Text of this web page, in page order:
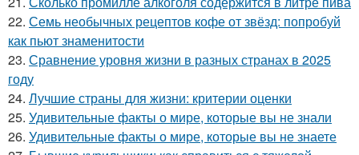
22. Семь необычных рецептов кофе от звёзд: попробуй
как пьют знаменитости
23. Сравнение уровня жизни в разных странах в 2025
году
24. Лучшие страны для жизни: критерии оценки
25. Удивительные факты о мире, которые вы не знали
26. Удивительные факты о мире, которые вы не знаете